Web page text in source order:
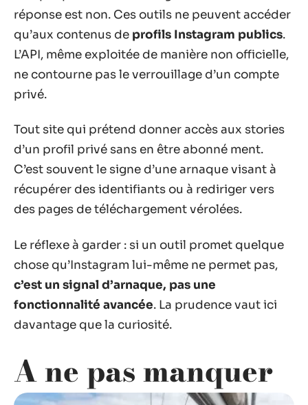
réponse est non. Ces outils ne peuvent accéder
qu’aux contenus de profils Instagram publics.
L’API, même exploitée de manière non officielle,
ne contourne pas le verrouillage d’un compte
privé.
Tout site qui prétend donner accès aux stories
d’un profil privé sans en être abonné ment.
C’est souvent le signe d’une arnaque visant à
récupérer des identifiants ou à rediriger vers
des pages de téléchargement vérolées.
Le réflexe à garder : si un outil promet quelque
chose qu’Instagram lui-même ne permet pas,
c’est un signal d’arnaque, pas une
fonctionnalité avancée. La prudence vaut ici
davantage que la curiosité.
A ne pas manquer